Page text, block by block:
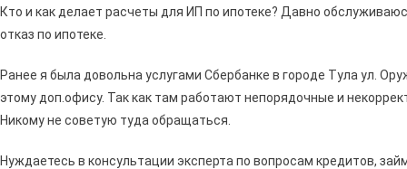
Кто и как делает расчеты для ИП по ипотеке? Давно
отказ по ипотеке.
Ранее я была довольна услугами Сбербанке в городе Тула ул.
этому доп.офису. Так как там работают непорядочные и
Никому не советую туда обращаться.
Нуждаетесь в консультации эксперта по вопросам кредитов,